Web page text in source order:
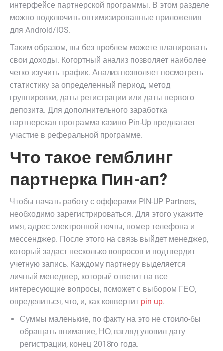
интерфейсе партнерской программы. В этом разделе
можно подключить оптимизированные приложения
для Android/iOS.
Таким образом, вы без проблем можете планировать
свои доходы. Когортный анализ позволяет наиболее
четко изучить трафик. Анализ позволяет посмотреть
статистику за определенный период, метод
группировки, даты регистрации или даты первого
депозита. Для дополнительного заработка
партнерская программа казино Pin-Up предлагает
участие в реферальной программе.
Что такое гемблинг
партнерка Пин-ап?
Чтобы начать работу с офферами PIN-UP Partners,
необходимо зарегистрироваться. Для этого укажите
имя, адрес электронной почты, номер телефона и
мессенджер. После этого на связь выйдет менеджер,
который задаст несколько вопросов и подтвердит
учетную запись. Каждому партнеру выделяется
личный менеджер, который ответит на все
интересующие вопросы, поможет с выбором ГЕО,
определиться, что, и, как конвертит pin up.
Суммы маленькие, по факту на это не стоило-бы
обращать внимание, НО, взгляд уловил дату
регистрации, конец 2018го года.